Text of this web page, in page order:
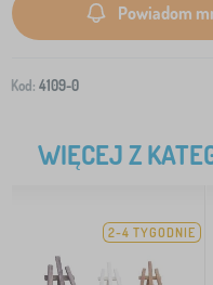
Powiadom
Kod: 4109-0
WIĘCEJ Z
2-4 TYGODNIE